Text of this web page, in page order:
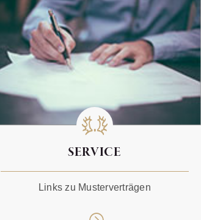
SERVICE
Links zu Musterverträgen